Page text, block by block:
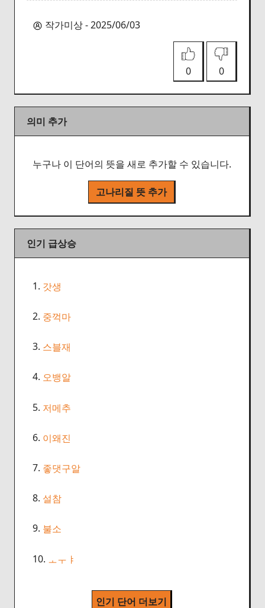
작가미상 - 2025/06/03
0 0
의미 추가
누구나 이 단어의 뜻을 새로 추가할 수 있습니다.
고나리질 뜻 추가
인기 급상승
1. 갓생
2. 중꺽마
3. 스블재
4. 오뱅알
5. 저메추
6. 이왜진
7. 좋댓구알
8. 설참
9. 불소
10. ㅗㅜㅑ
인기 단어 더보기